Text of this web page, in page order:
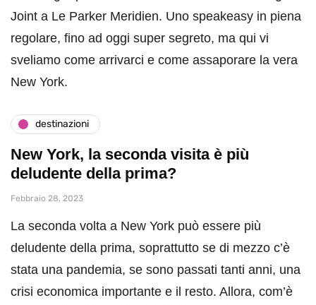
Joint a Le Parker Meridien. Uno speakeasy in piena
regolare, fino ad oggi super segreto, ma qui vi
sveliamo come arrivarci e come assaporare la vera
New York.
destinazioni
New York, la seconda visita è più
deludente della prima?
Febbraio 28, 2023
La seconda volta a New York può essere più
deludente della prima, soprattutto se di mezzo c’è
stata una pandemia, se sono passati tanti anni, una
crisi economica importante e il resto. Allora, com’è